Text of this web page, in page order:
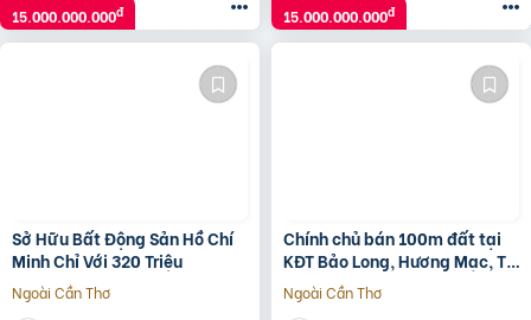
15.000.000.000đ 15.000.000.000đ
Sở Hữu Bất Động Sản Hồ Chí
Minh Chỉ Với 320 Triệu
Ngoài Cần Thơ
Chính chủ bán 100m đất tại
KĐT Bảo Long, Hương Mạc, Từ
Sơn, Bắc Ninh giá đầu tư
Ngoài Cần Thơ